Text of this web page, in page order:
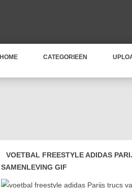
HOME CATEGORIEËN
VOETBAL FREESTYLE ADIDAS
SAMENLEVING GIF